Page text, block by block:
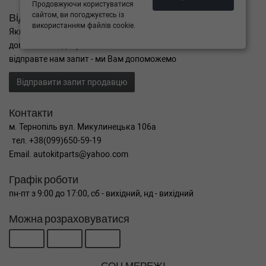
Відправити запит
Якщо Ви не знайшли потрібні запчастини, або Вам потрібна
допомога в підборі,
відправте нам запит - ми Вам допоможемо
Відправити запит продавцю
Контакти
м. Тернопіль вул. Микулинецька 106а
тел. +38(099)650-59-19
Email. autokitparts@yahoo.com
Графік роботи
пн-пт з 9:00 до 17:00, сб - вихідний, нд - вихідний
Можна розраховуватися
Продовжуючи користуватися
сайтом, ви погоджуєтесь із
використанням файлів cookie.